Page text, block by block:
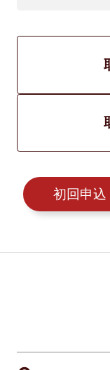
初回申込